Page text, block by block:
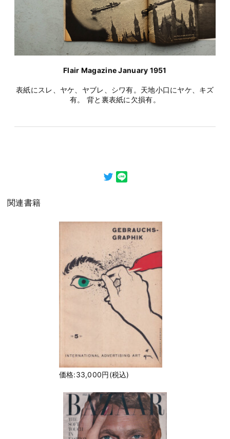
Flair Magazine January 1951
表紙にスレ、ヤケ、ヤブレ、シワ有。天地小口にヤケ、キズ
有。 背と裏表紙に欠損有。
関連書籍
価格:33,000円(税込)